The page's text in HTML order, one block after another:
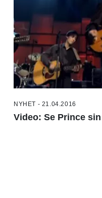
NYHET - 21.04.2016
Video: Se Prince